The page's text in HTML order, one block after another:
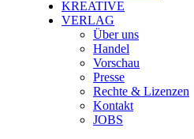
KREATIVE
VERLAG
Über uns
Handel
Vorschau
Presse
Rechte & Lizenzen
Kontakt
JOBS